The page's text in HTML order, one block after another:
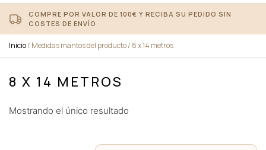
COMPRE POR VALOR DE 100€ Y RECIBA SU PEDIDO SIN
COSTES DE ENVÍO
Inicio/ Medidas mantos del producto / 8 x 14 metros
8 X 14 METROS
Mostrando el único resultado